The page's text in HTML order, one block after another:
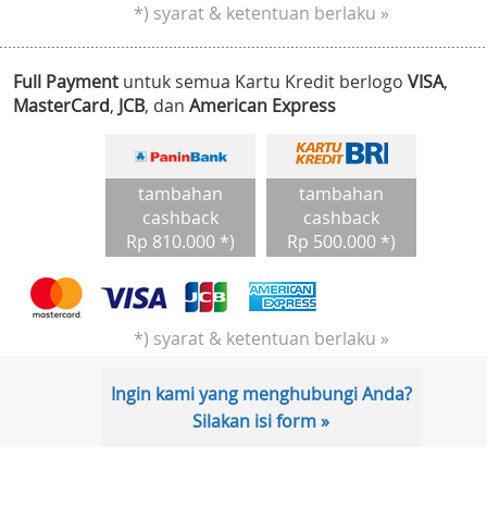
*) syarat & ketentuan berlaku »
Full Payment untuk semua Kartu Kredit berlogo VISA,
MasterCard, JCB, dan American Express
tambahan
cashback
Rp 810.000 *)
tambahan
cashback
Rp 500.000 *)
*) syarat & ketentuan berlaku »
Ingin kami yang menghubungi Anda?
Silakan isi form »